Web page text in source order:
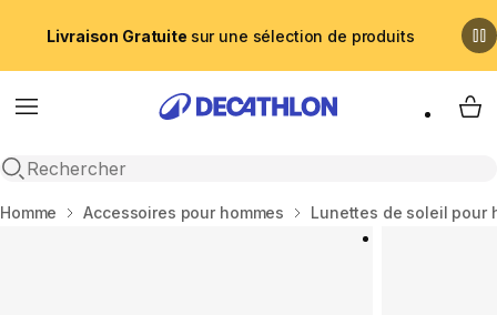
Livraison Gratuite sur une sélection de produits
Menu
Recherche ouverte
My
Accueil
Homme Accessoires pour hommes Lunettes de soleil pour